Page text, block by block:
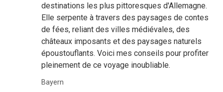
destinations les plus pittoresques d'Allemagne.
Elle serpente à travers des paysages de contes
de fées, reliant des villes médiévales, des
châteaux imposants et des paysages naturels
époustouflants. Voici mes conseils pour profiter
pleinement de ce voyage inoubliable.
Bayern